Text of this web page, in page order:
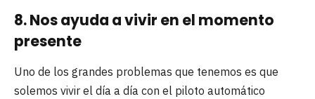
8. Nos ayuda a vivir en el momento
presente
Uno de los grandes problemas que tenemos es que
solemos vivir el día a día con el piloto automático